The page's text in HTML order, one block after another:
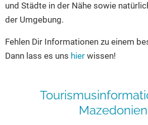
Genuss pur
Gourmet-Urlaub
Hausboote
Bikeurlaub
Bike-Hotels
Ausgefallenes
Strandbad-Verzeichnis
Hunde am See
Top Seen nach Bundesländern
Top Seen nach Regionen
und Städte in der Nähe sowie
der Umgebung.
Fehlen Dir Informationen zu einem
Dann lass es uns hier wissen!
Mazedonien